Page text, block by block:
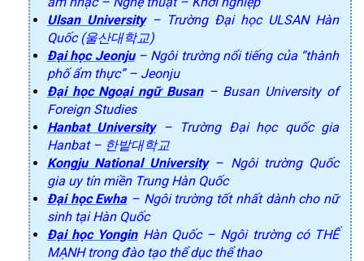
Ulsan University– Trường Đại học ULSAN Hàn
Quốc (울산대학교)
Đại học Jeonju– Ngôi trường nổi tiếng của “thành
phố ẩm thực” – Jeonju
Đại học Ngoại ngữ Busan– Busan University of
Foreign Studies
Hanbat University– Trường Đại học quốc gia
Hanbat – 한밭대학교
Kongju National University– Ngôi trường Quốc
gia uy tín miền Trung Hàn Quốc
Đại học Ewha– Ngôi trường tốt nhất dành cho nữ
sinh tại Hàn Quốc
Đại học YonginHàn Quốc – Ngôi trường có THẾ
MẠNH trong đào tạo thể dục thể thao